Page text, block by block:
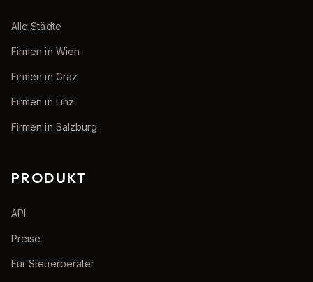
Alle Städte
Firmen in Wien
Firmen in Graz
Firmen in Linz
Firmen in Salzburg
PRODUKT
API
Preise
Für Steuerberater